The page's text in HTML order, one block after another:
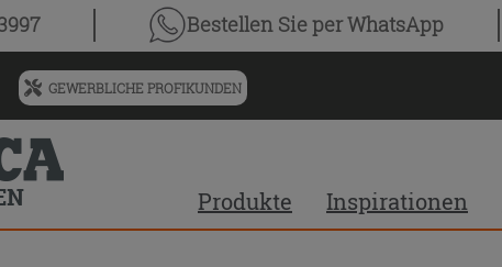
Bestellen Sieper WhatsApp
Menü
für
vorgeschlagenen
Siteinhalt
und
Suchprotokoll
GEWERBLICHE PROFIKUNDEN
Produkte Inspirationen